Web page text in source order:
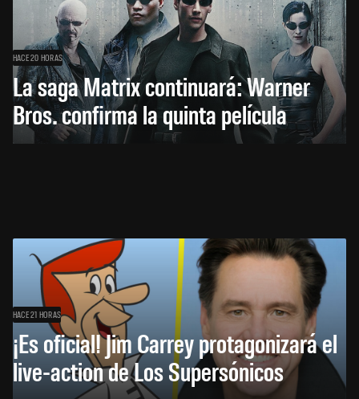
HACE 20 HORAS
La saga Matrix continuará: Warner
Bros. confirma la quinta película
HACE 21 HORAS
¡Es oficial! Jim Carrey protagonizará el
live-action de Los Supersónicos